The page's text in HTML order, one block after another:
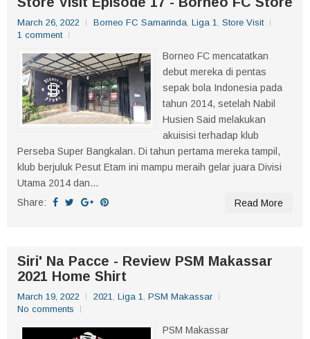
March 26, 2022 Borneo FC Samarinda Liga 1
Store Visit
1 comment
Borneo FC mencatatkan
debut mereka di pentas
sepak bola Indonesia pada
tahun 2014, setelah Nabil
Husien Said melakukan
akuisisi terhadap klub
Perseba Super Bangkalan. Di tahun pertama mereka tampil,
klub berjuluk Pesut Etam ini mampu meraih gelar juara Divisi
Utama 2014 dan...
Share:
Read More
Siri' Na Pacce - Review PSM Makassar
2021 Home Shirt
March 19, 2022 2021 Liga 1
PSM Makassar
No comments
PSM Makassar